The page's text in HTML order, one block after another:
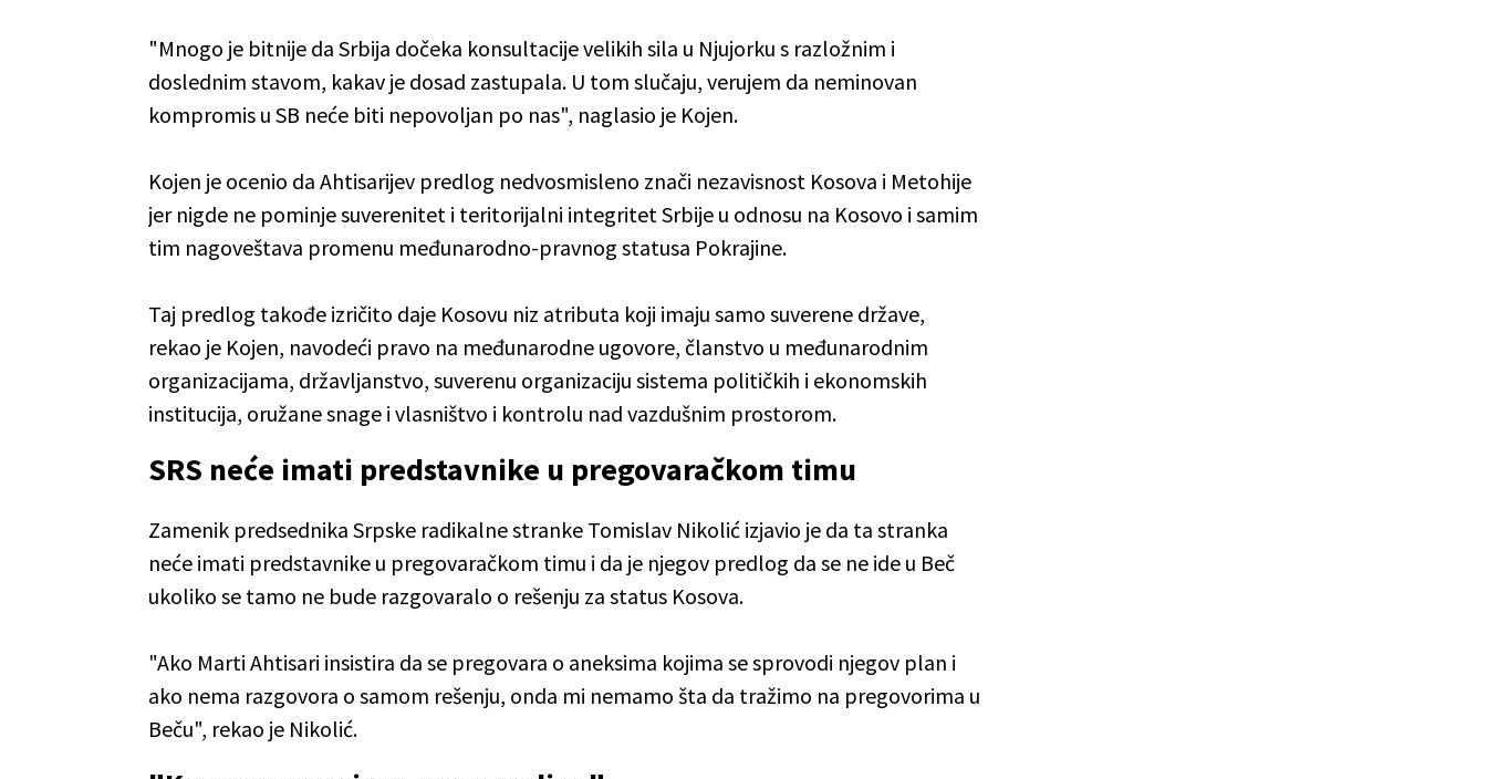
"Mnogo je bitnije da Srbija dočeka konsultacije velikih sila u Njujorku s razložnim i
doslednim stavom, kakav je dosad zastupala. U tom slučaju, verujem da neminovan
kompromis u SB neće biti nepovoljan po nas", naglasio je Kojen.
Kojen je ocenio da Ahtisarijev predlog nedvosmisleno znači nezavisnost Kosova i Metohije
jer nigde ne pominje suverenitet i teritorijalni integritet Srbije u odnosu na Kosovo i samim
tim nagoveštava promenu međunarodno-pravnog statusa Pokrajine.
Taj predlog takođe izričito daje Kosovu niz atributa koji imaju samo suverene države,
rekao je Kojen, navodeći pravo na međunarodne ugovore, članstvo u međunarodnim
organizacijama, državljanstvo, suverenu organizaciju sistema političkih i ekonomskih
institucija, oružane snage i vlasništvo i kontrolu nad vazdušnim prostorom.
SRS neće imati predstavnike u pregovaračkom timu
Zamenik predsednika Srpske radikalne stranke Tomislav Nikolić izjavio je da ta stranka
neće imati predstavnike u pregovaračkom timu i da je njegov predlog da se ne ide u Beč
ukoliko se tamo ne bude razgovaralo o rešenju za status Kosova.
"Ako Marti Ahtisari insistira da se pregovara o aneksima kojima se sprovodi njegov plan i
ako nema razgovora o samom rešenju, onda mi nemamo šta da tražimo na pregovorima u
Beču", rekao je Nikolić.